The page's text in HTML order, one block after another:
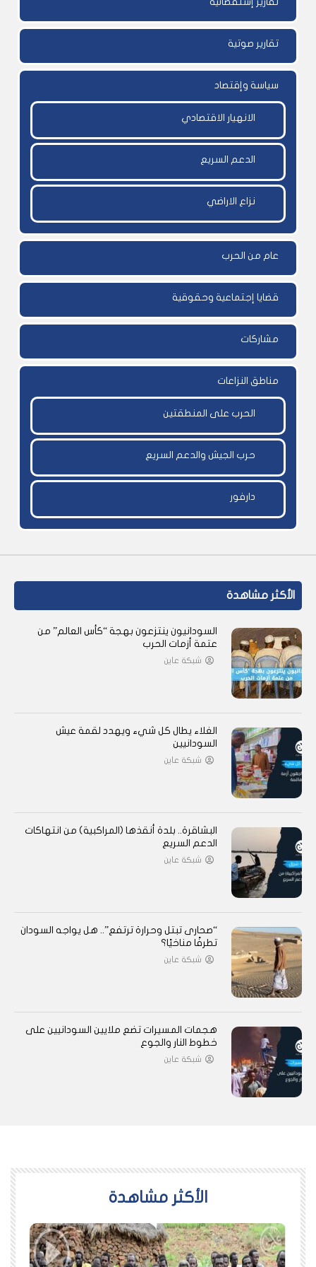
تقارير صوتية
سياسة وإقتصاد
الانهيار الاقتصادي
الدعم السريع
نزاع الاراضي
عام من الحرب
قضايا إجتماعية وحقوقية
مشاركات
مناطق النزاعات
الحرب على المنطقتين
حرب الجيش والدعم السريع
دارفور
الأكثر مشاهدة
السودانيون ينتزعون بهجة “كأس العالم” من
عتمة أزمات الحرب
شبكة عاين
الغلاء يطال كل شيء ويهدد لقمة عيش
السودانيين
شبكة عاين
البشاقرة.. بلدة أنقذها (المراكبية) من انتهاكات
الدعم السريع
شبكة عاين
“صحارى تبتل وحرارة ترتفع”.. هل يواجه السودان
تطرفًا مناخيًا؟
شبكة عاين
هجمات المسيرات تضع ملايين السودانيين على
خطوط النار والجوع
شبكة عاين
اﻷكثر مشاهدة